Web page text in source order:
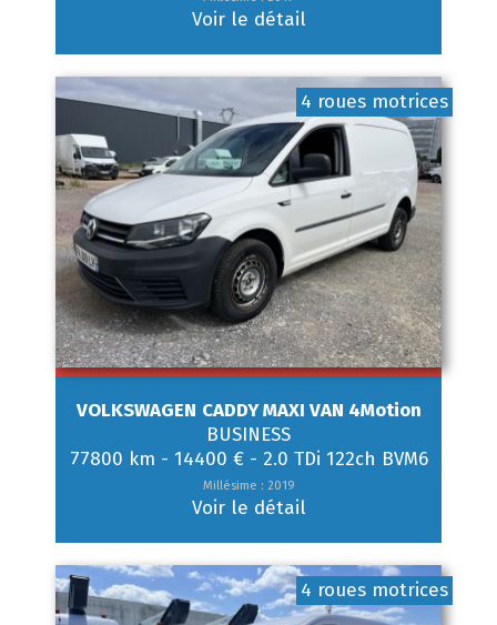
Voir le détail
4 roues motrices
VOLKSWAGEN CADDY MAXI VAN 4Motion
BUSINESS
77800 km - 14400 €- 2.0 TDi 122ch BVM6
Millésime : 2019
Voir le détail
4 roues motrices